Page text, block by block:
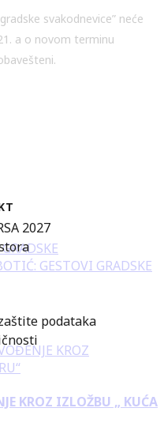
2027
podataka
svakodnevice” neće
a o novom terminu
GESTOVI GRADSKE
KROZ IZLOŽBU „ KUĆA